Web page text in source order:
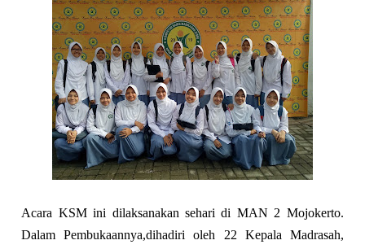
Acara KSM ini dilaksanakan sehari di MAN 2 Mojokerto.
Dalam Pembukaannya,dihadiri oleh 22 Kepala Madrasah,